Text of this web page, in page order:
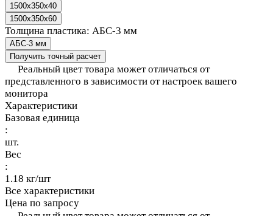
1500x350x40
1500x350x60
Толщина пластика: АБС-3 мм
АБС-3 мм
Получить точный расчет
Реальный цвет товара может отличаться от
представленного в зависимости от настроек вашего
монитора
Характеристики
Базовая единица
:
шт.
Вес
:
1.18 кг/шт
Все характеристики
Цена по запросу